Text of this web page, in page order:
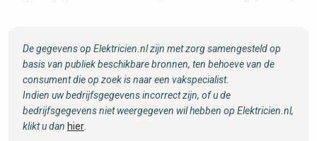
De gegevens op Elektricien.nl zijn met zorg samengesteld op
basis van publiek beschikbare bronnen, ten behoeve van de
consument die op zoek is naar een vakspecialist.
Indien uw bedrijfsgegevens incorrect zijn, of u de
bedrijfsgegevens niet weergegeven wil hebben op Elektricien.nl,
klikt u dan hier